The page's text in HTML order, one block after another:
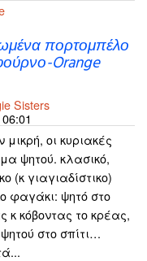
πορτομπέλο
Orange
Sisters
06:01
οι κυριακές
ψητού. κλασικό,
(κ γιαγιαδίστικο)
φαγάκι: ψητό στο
κόβοντας το κρέας,
στο σπίτι…